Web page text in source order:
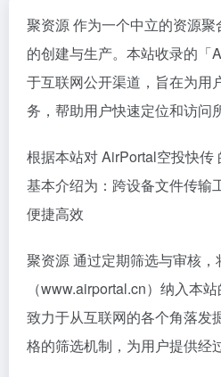
聚资源 作为一个中立的资源
的创建与生产。本站收录的「
于互联网公开渠道，旨在为用
务，帮助用户快速定位和访问
根据本站对 AirPortal空投快传
基本介绍为：跨设备文件传输
便捷高效
聚资源 通过定期筛选与审核
（www.airportal.cn）纳入本
致力于从互联网的各个角落发
格的筛选机制，为用户提供经